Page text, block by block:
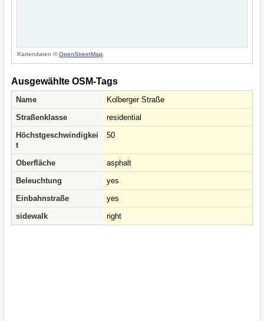
Kartendaten ©OpenStreetMap
Ausgewählte OSM-Tags
Name
Kolberger Straße
Straßenklasse
residential
Höchstgeschwindigkei
t
50
Oberfläche
asphalt
Beleuchtung
yes
Einbahnstraße
yes
sidewalk
right